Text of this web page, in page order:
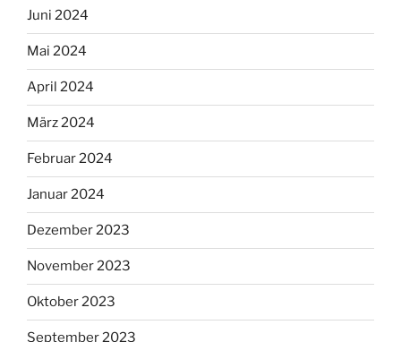
Juni 2024
Mai 2024
April 2024
März 2024
Februar 2024
Januar 2024
Dezember 2023
November 2023
Oktober 2023
September 2023